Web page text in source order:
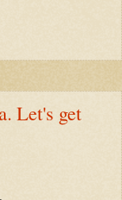
Let's get